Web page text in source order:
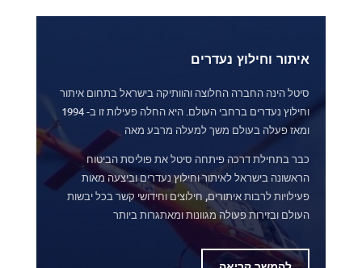
איתור וחילוץ נעדרים
סיטל הינה החברה החלוצה והוותיקה בישראל בתחום איתור
וחילוץ נעדרים ברחבי העולם. היא החלה פעילות זו ב- 1994
ומאז פעלה בעולם משך למעלה מרבע מאה
כבר בתחילת דרכה פיתחה סיטל את פוליסת הביטוח
הראשונה בישראל לאיתור וחילוץ נעדרים וביצעה מאות
פעילויות לרבות איתורים, חילוצים וחידושי קשר בכל יבשות
העולם ובזירות פעולה מגוונות ומאתגרות ביותר